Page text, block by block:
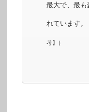
最大で、最も
れています。
考】）